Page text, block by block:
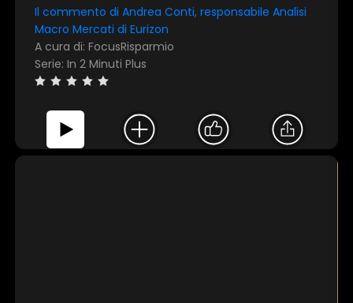
Il commento di Andrea Conti, responsabile Analisi
Macro Mercati di Eurizon
A cura di: FocusRisparmio
Serie: In 2 Minuti Plus